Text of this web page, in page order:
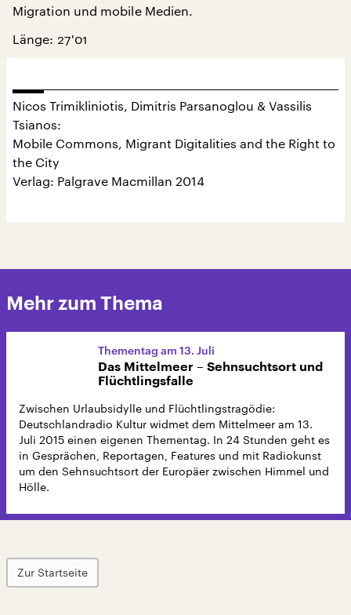
Migration und mobile Medien.
Länge: 27'01
Nicos Trimikliniotis, Dimitris Parsanoglou & Vassilis
Tsianos:
Mobile Commons, Migrant Digitalities and the Right to
the City
Verlag: Palgrave Macmillan 2014
Mehr zum Thema
Thementag am 13. Juli
Das Mittelmeer – Sehnsuchtsort und
Flüchtlingsfalle
Zwischen Urlaubsidylle und Flüchtlingstragödie:
Deutschlandradio Kultur widmet dem Mittelmeer am 13.
Juli 2015 einen eigenen Thementag. In 24 Stunden geht es
in Gesprächen, Reportagen, Features und mit Radiokunst
um den Sehnsuchtsort der Europäer zwischen Himmel und
Hölle.
Zur Startseite